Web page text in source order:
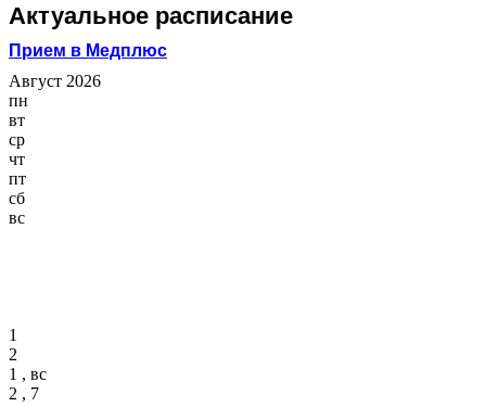
Актуальное расписание
Прием в Медплюс
Август 2026
пн
вт
ср
чт
пт
сб
вс
1
2
1 , вс
2 , 7